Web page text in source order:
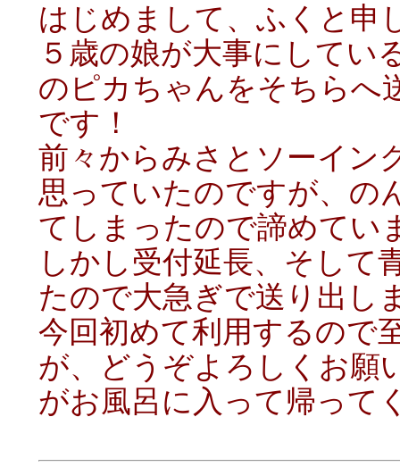
はじめまして、ふくと申
５歳の娘が大事にしてい
のピカちゃんをそちらへ
です！
前々からみさとソーイン
思っていたのですが、の
てしまったので諦めてい
しかし受付延長、そして
たので大急ぎで送り出し
今回初めて利用するので
が、どうぞよろしくお願
がお風呂に入って帰って